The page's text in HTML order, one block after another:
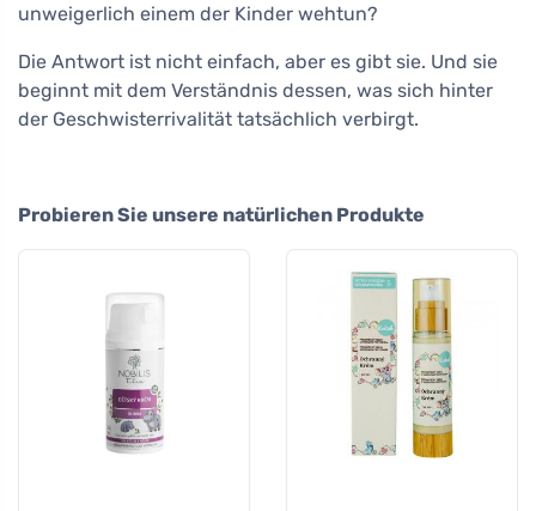
unweigerlich einem der Kinder wehtun?
Die Antwort ist nicht einfach, aber es gibt sie. Und sie
beginnt mit dem Verständnis dessen, was sich hinter
der Geschwisterrivalität tatsächlich verbirgt.
Probieren Sie unsere natürlichen Produkte